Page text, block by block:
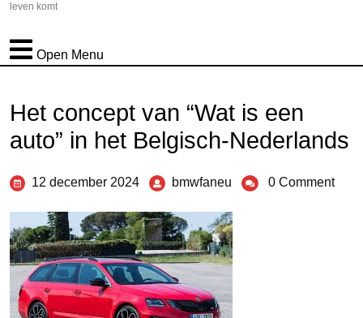
leven komt
Open Menu
Het concept van “Wat is een
auto” in het Belgisch-Nederlands
12 december 2024 bmwfaneu 0 Comment